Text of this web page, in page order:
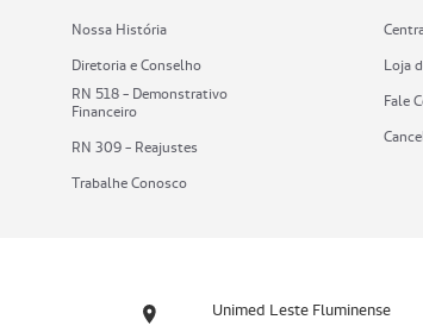
Nossa História
Diretoria e Conselho
RN 518 - Demonstrativo
Financeiro
RN 309 - Reajustes
Trabalhe Conosco
Loja
Fale
Unimed Leste Fluminense